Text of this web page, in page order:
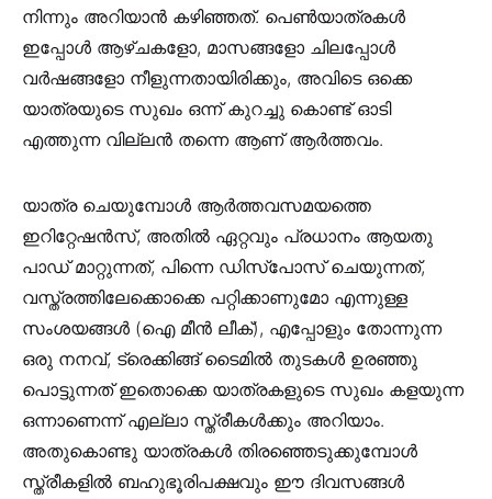
നിന്നും അറിയാൻ കഴിഞ്ഞത്. പെൺയാത്രകൾ
ഇപ്പോൾ ആഴ്ചകളോ, മാസങ്ങളോ ചിലപ്പോൾ
വർഷങ്ങളോ നീളുന്നതായിരിക്കും, അവിടെ ഒക്കെ
യാത്രയുടെ സുഖം ഒന്ന് കുറച്ചു കൊണ്ട് ഓടി
എത്തുന്ന വില്ലൻ തന്നെ ആണ് ആർത്തവം.
യാത്ര ചെയുമ്പോൾ ആർത്തവസമയത്തെ
ഇറിറ്റേഷൻസ്, അതിൽ ഏറ്റവും പ്രധാനം ആയതു
പാഡ് മാറ്റുന്നത്, പിന്നെ ഡിസ്പോസ് ചെയുന്നത്,
വസ്ത്രത്തിലേക്കൊക്കെ പറ്റിക്കാണുമോ എന്നുള്ള
സംശയങ്ങൾ (ഐ മീൻ ലീക്), എപ്പോളും തോന്നുന്ന
ഒരു നനവ്, ട്രെക്കിങ്ങ് ടൈമിൽ തുടകൾ ഉരഞ്ഞു
പൊട്ടുന്നത് ഇതൊക്കെ യാത്രകളുടെ സുഖം കളയുന്ന
ഒന്നാണെന്ന് എല്ലാ സ്ത്രീകൾക്കും അറിയാം.
അതുകൊണ്ടു യാത്രകൾ തിരഞ്ഞെടുക്കുമ്പോൾ
സ്ത്രീകളിൽ ബഹുഭൂരിപക്ഷവും ഈ ദിവസങ്ങൾ